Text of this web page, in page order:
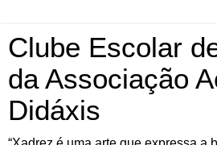
Clube Escolar
da Associação
Didáxis